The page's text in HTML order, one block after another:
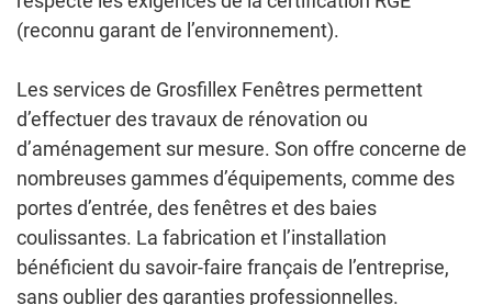
(reconnu garant de l’environnement).
Les services de Grosfillex Fenêtres permettent
d’effectuer des travaux de rénovation ou
d’aménagement sur mesure. Son offre concerne de
nombreuses gammes d’équipements, comme des
portes d’entrée, des fenêtres et des baies
coulissantes. La fabrication et l’installation
bénéficient du savoir-faire français de l’entreprise,
sans oublier des garanties professionnelles.